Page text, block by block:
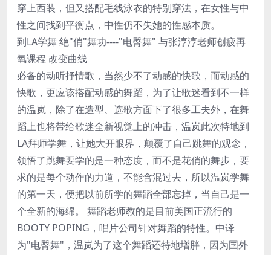
穿上西装，但又搭配毛线泳衣的特别穿法，在女性与中
性之间找到平衡点，中性仍不失她的性感本质。
到LA学舞 绝"俏"舞功----"电臀舞" 与张淳淳老师创疲再
氧课程 改变曲线
必备的动听抒情歌，当然少不了动感的快歌，而动感的
快歌，更应该搭配动感的舞蹈，为了让歌迷看到不一样
的温岚，除了在造型、选歌方面下了很多工夫外，在舞
蹈上也将带给歌迷全新视觉上的冲击，温岚此次特地到
LA拜师学舞，让她大开眼界，颠覆了自己跳舞的观念，
领悟了跳舞要学的是一种态度，而不是花俏的舞步，要
求的是每个动作的力道，不能含混过去，所以温岚学舞
的第一天，便把以前所学的舞蹈全部忘掉，当自己是一
个全新的海绵。 舞蹈老师教的是目前美国正流行的
BOOTY POPING，唱片公司针对舞蹈的特性。中译
为"电臀舞"，温岚为了这个舞蹈还特地增胖，因为国外